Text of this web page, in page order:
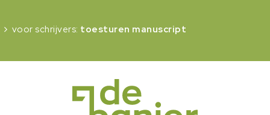
voor schrijvers: toesturen manuscript